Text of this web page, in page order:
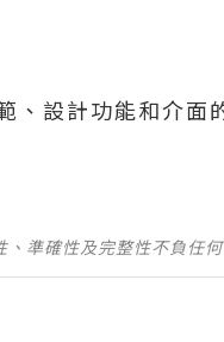
、設計功能和介面
準確性及完整性不負任